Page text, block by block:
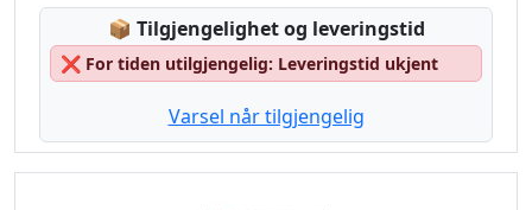
📦 Lagerstatus:
Tilgjengelighet og leveringstid
❌ For tiden utilgjengelig: Leveringstid ukjent
Varsel når tilgjengelig